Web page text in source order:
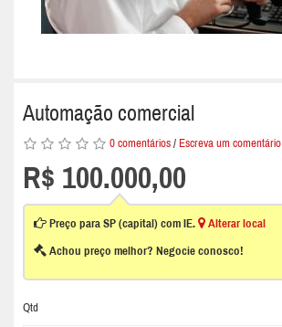
Automação comercial
0 comentários / Escreva um comentário
R$ 100.000,00
Preço para SP (capital) com IE. Alterar local
Achou preço melhor? Negocie conosco!
Qtd